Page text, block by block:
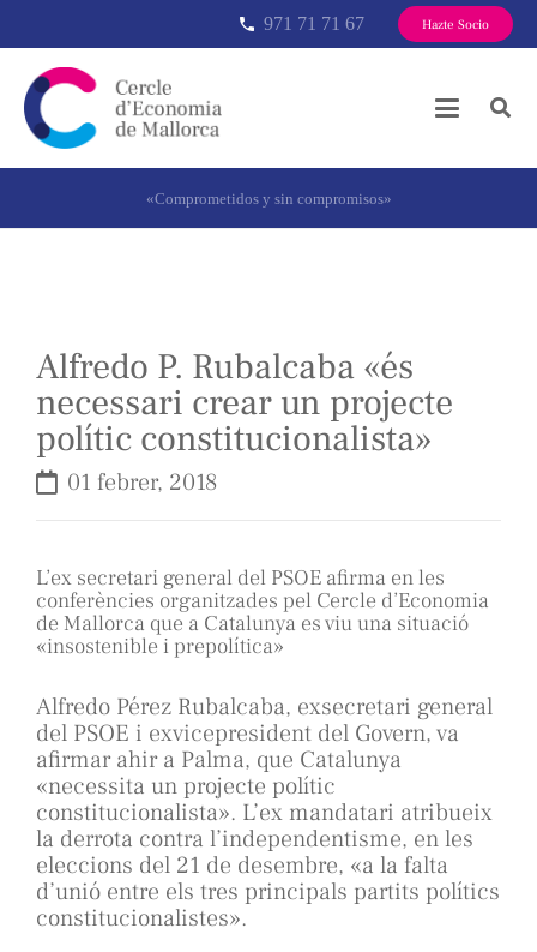
phone 971 71 71 67 Hazte Socio
«Comprometidos y sin compromisos»
Alfredo P. Rubalcaba «és
necessari crear un projecte
polític constitucionalista»
01 febrer, 2018
L’ex secretari general del PSOE afirma en les
conferències organitzades pel Cercle d’Economia
de Mallorca que a Catalunya es viu una situació
«insostenible i prepolítica»
Alfredo Pérez Rubalcaba, exsecretari general
del PSOE i exvicepresident del Govern, va
afirmar ahir a Palma, que Catalunya
«necessita un projecte polític
constitucionalista». L’ex mandatari atribueix
la derrota contra l’independentisme, en les
eleccions del 21 de desembre, «a la falta
d’unió entre els tres principals partits polítics
constitucionalistes».